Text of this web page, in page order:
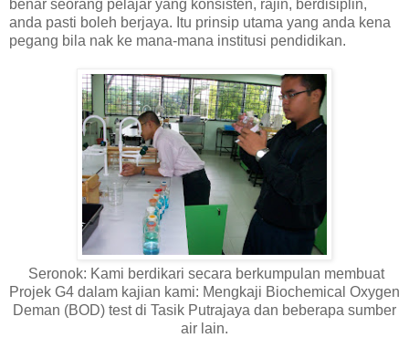
benar seorang pelajar yang konsisten, rajin, berdisiplin,
anda pasti boleh berjaya. Itu prinsip utama yang anda kena
pegang bila nak ke mana-mana institusi pendidikan.
Seronok: Kami berdikari secara berkumpulan membuat
Projek G4 dalam kajian kami: Mengkaji Biochemical Oxygen
Deman (BOD) test di Tasik Putrajaya dan beberapa sumber
air lain.